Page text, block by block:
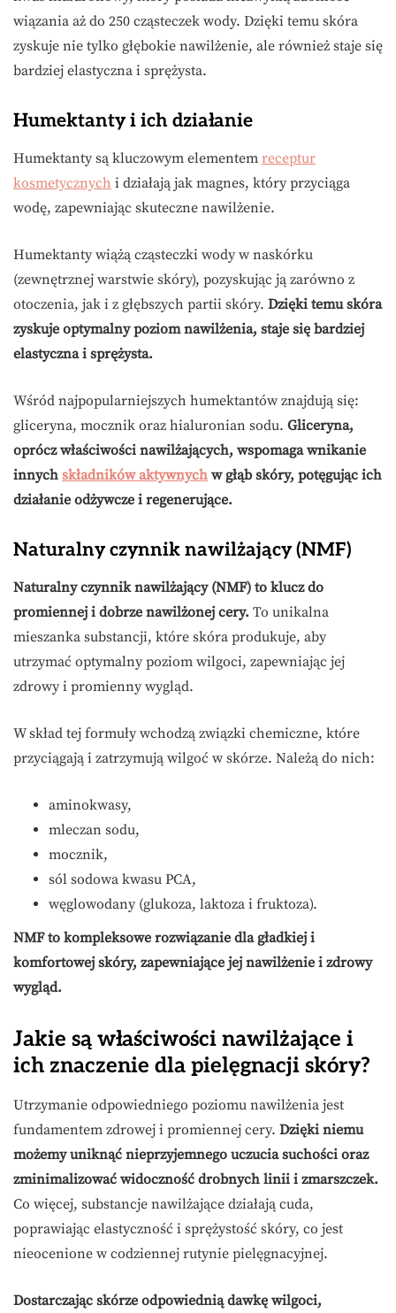
wiązania aż do 250 cząsteczek wody. Dzięki temu skóra
zyskuje nie tylko głębokie nawilżenie, ale również staje się
bardziej elastyczna i sprężysta.
Humektanty i ich działanie
Humektanty są kluczowym elementem receptur
kosmetycznych i działają jak magnes, który przyciąga
wodę, zapewniając skuteczne nawilżenie.
Humektanty wiążą cząsteczki wody w naskórku
(zewnętrznej warstwie skóry), pozyskując ją zarówno z
otoczenia, jak i z głębszych partii skóry. Dzięki temu skóra
zyskuje optymalny poziom nawilżenia, staje się bardziej
elastyczna i sprężysta.
Wśród najpopularniejszych humektantów znajdują się:
gliceryna, mocznik oraz hialuronian sodu. Gliceryna,
oprócz właściwości nawilżających, wspomaga wnikanie
innych składników aktywnych w głąb skóry, potęgując ich
działanie odżywcze i regenerujące.
Naturalny czynnik nawilżający (NMF)
Naturalny czynnik nawilżający (NMF) to klucz do
promiennej i dobrze nawilżonej cery. To unikalna
mieszanka substancji, które skóra produkuje, aby
utrzymać optymalny poziom wilgoci, zapewniając jej
zdrowy i promienny wygląd.
W skład tej formuły wchodzą związki chemiczne, które
przyciągają i zatrzymują wilgoć w skórze. Należą do nich:
aminokwasy,
mleczan sodu,
mocznik,
sól sodowa kwasu PCA,
węglowodany (glukoza, laktoza i fruktoza).
NMF to kompleksowe rozwiązanie dla gładkiej i
komfortowej skóry, zapewniające jej nawilżenie i zdrowy
wygląd.
Jakie są właściwości nawilżające i
ich znaczenie dla pielęgnacji skóry?
Utrzymanie odpowiedniego poziomu nawilżenia jest
fundamentem zdrowej i promiennej cery. Dzięki niemu
możemy uniknąć nieprzyjemnego uczucia suchości oraz
zminimalizować widoczność drobnych linii i zmarszczek.
Co więcej, substancje nawilżające działają cuda,
poprawiając elastyczność i sprężystość skóry, co jest
nieocenione w codziennej rutynie pielęgnacyjnej.
Dostarczając skórze odpowiednią dawkę wilgoci,